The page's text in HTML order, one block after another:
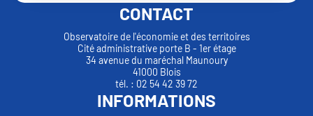
CONTACT
Observatoire de l'économie et des territoires
Cité administrative porte B - 1er étage
34 avenue du maréchal Maunoury
41000 Blois
tél. : 02 54 42 39 72
INFORMATIONS